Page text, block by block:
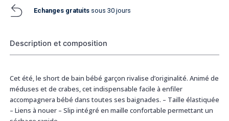
Echanges gratuits sous 30 jours
Description et composition
Cet été, le short de bain bébé garçon rivalise d’originalité. Animé de
méduses et de crabes, cet indispensable facile à enfiler
accompagnera bébé dans toutes ses baignades. – Taille élastiquée
– Liens à nouer – Slip intégré en maille confortable permettant un